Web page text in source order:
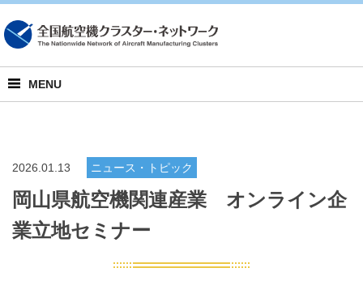
MENU
2026.01.13 ニュース・トピック
岡山県航空機関連産業 オンライン企
業立地セミナー